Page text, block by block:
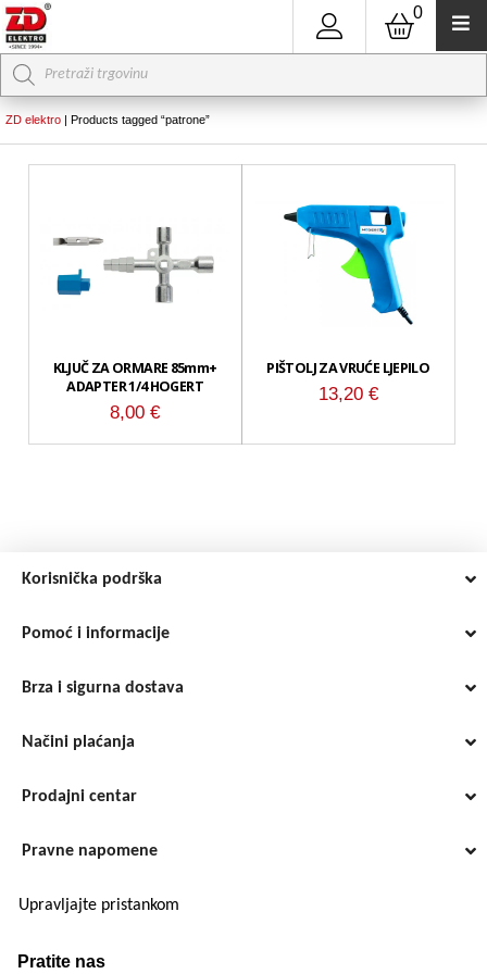
0
Products
search
ZD elektro | Products tagged “patrone”
KLJUČ ZA ORMARE 85mm+
ADAPTER 1/4 HOGERT
8,00€
PIŠTOLJ ZA VRUĆE LJEPILO
13,20€
Korisnička podrška
Pomoć i informacije
Brza i sigurna dostava
Načini plaćanja
Prodajni centar
Pravne napomene
Upravljajte pristankom
Pratite nas